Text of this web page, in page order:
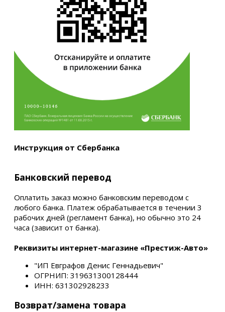
Инструкция от Сбербанка
Банковский перевод
Оплатить заказ можно банковским переводом с
любого банка. Платеж обрабатывается в течении 3
рабочих дней (регламент банка), но обычно это 24
часа (зависит от банка).
Реквизиты интернет-магазине «Престиж-Авто»
"ИП Евграфов Денис Геннадьевич"
ОГРНИП: 319631300128444
ИНН: 631302928233
Возврат/замена товара